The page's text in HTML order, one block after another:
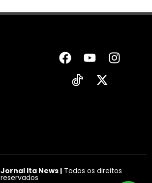
Jornal Ita News |Todos os direitos
reservados